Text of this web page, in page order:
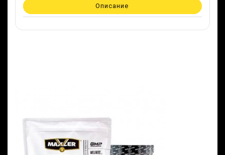
Описание